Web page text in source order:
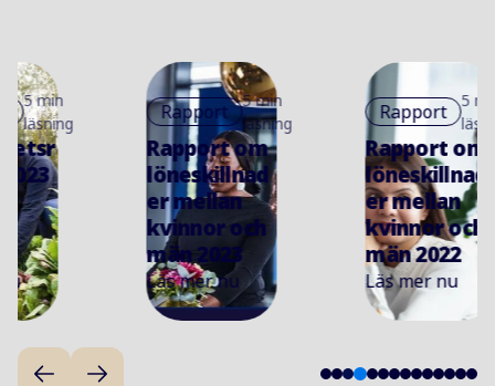
5 min
läsning
Rapport om
löneskillnad
er mellan
kvinnor och
män 2023
Läs mer nu
5 min
läsning
Rapport om
löneskillnad
er mellan
kvinnor och
män 2022
Läs mer nu
4